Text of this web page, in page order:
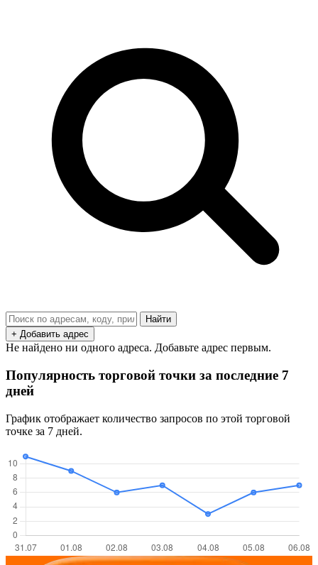
Найти
+ Добавить адрес
Не найдено ни одного адреса. Добавьте адрес первым.
Популярность торговой точки за последние 7
дней
График отображает количество запросов по этой торговой
точке за 7 дней.